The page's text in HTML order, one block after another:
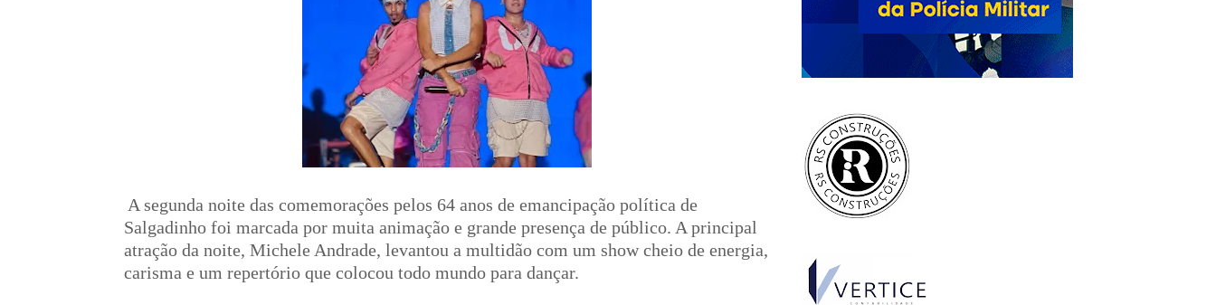
A segunda noite das comemorações pelos 64 anos de emancipação política de
Salgadinho foi marcada por muita animação e grande presença de público. A principal
atração da noite, Michele Andrade, levantou a multidão com um show cheio de energia,
carisma e um repertório que colocou todo mundo para dançar.